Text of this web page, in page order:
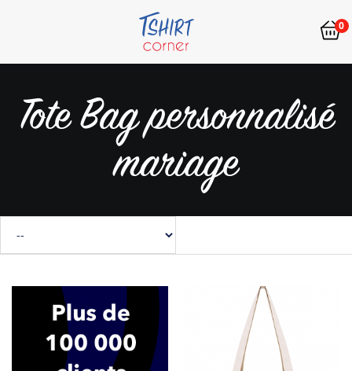
0
Tote Bag personnalisé
mariage